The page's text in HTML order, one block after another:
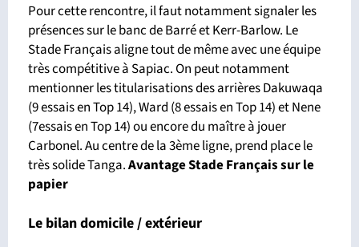
Pour cette rencontre, il faut notamment signaler les
présences sur le banc de Barré et Kerr-Barlow. Le
Stade Français aligne tout de même avec une équipe
très compétitive à Sapiac. On peut notamment
mentionner les titularisations des arrières Dakuwaqa
(9 essais en Top 14), Ward (8 essais en Top 14) et Nene
(7essais en Top 14) ou encore du maître à jouer
Carbonel. Au centre de la 3ème ligne, prend place le
très solide Tanga.Avantage Stade Français sur le
papier
Le bilan domicile / extérieur